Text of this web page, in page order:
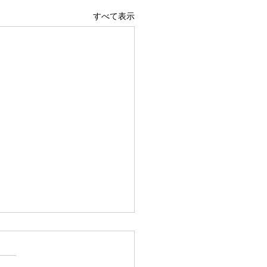
すべて表示
島駅前店 1階 吹き抜け